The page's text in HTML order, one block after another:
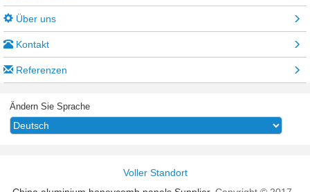
Über uns
Kontakt
Referenzen
Ändern Sie Sprache
Voller Standort